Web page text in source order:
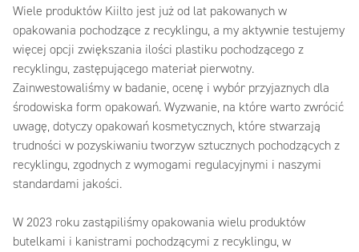
Wiele produktów Kiilto jest już od lat pakowanych w
opakowania pochodzące z recyklingu, a my aktywnie testujemy
więcej opcji zwiększania ilości plastiku pochodzącego z
recyklingu, zastępującego materiał pierwotny.
Zainwestowaliśmy w badanie, ocenę i wybór przyjaznych dla
środowiska form opakowań. Wyzwanie, na które warto zwrócić
uwagę, dotyczy opakowań kosmetycznych, które stwarzają
trudności w pozyskiwaniu tworzyw sztucznych pochodzących z
recyklingu, zgodnych z wymogami regulacyjnymi i naszymi
standardami jakości.
W 2023 roku zastąpiliśmy opakowania wielu produktów
butelkami i kanistrami pochodzącymi z recyklingu, w